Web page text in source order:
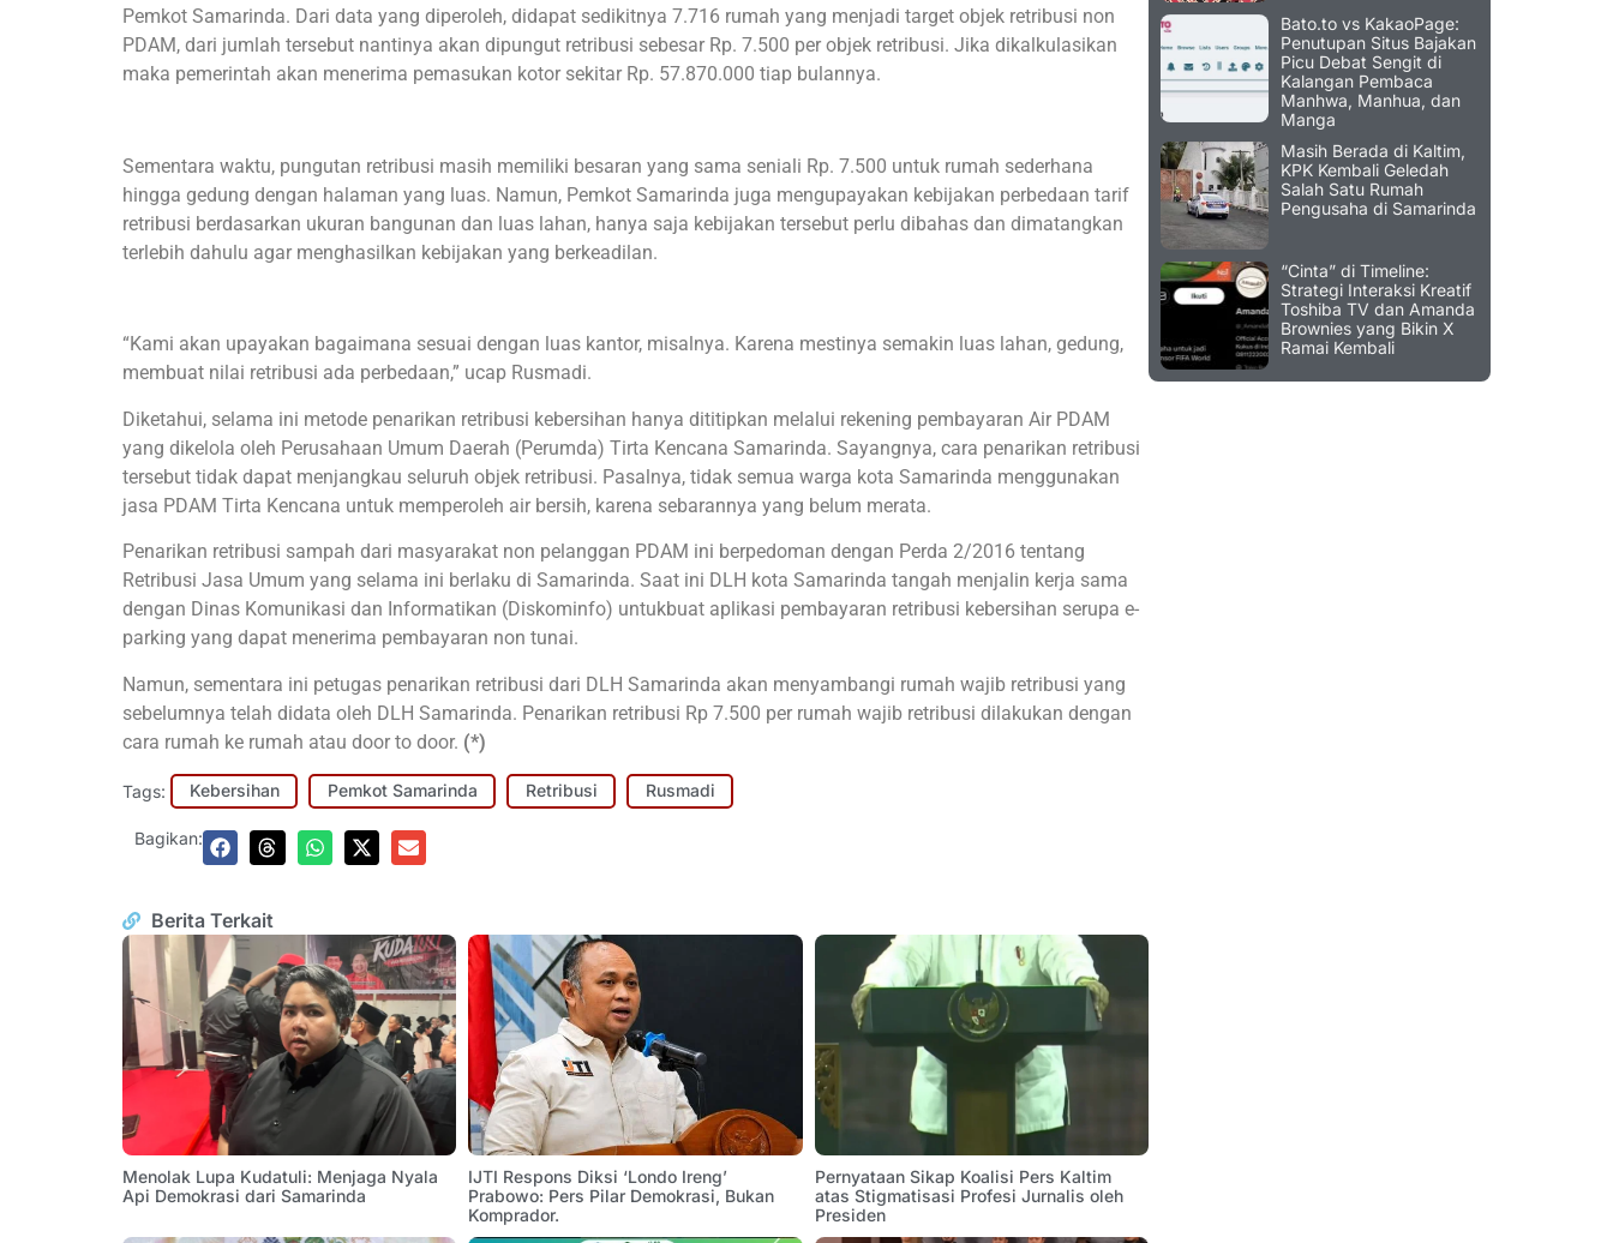
Pemkot Samarinda. Dari data yang diperoleh, didapat sedikitnya 7.716 rumah yang menjadi target objek retribusi non
PDAM, dari jumlah tersebut nantinya akan dipungut retribusi sebesar Rp. 7.500 per objek retribusi. Jika dikalkulasikan
maka pemerintah akan menerima pemasukan kotor sekitar Rp. 57.870.000 tiap bulannya.
Sementara waktu, pungutan retribusi masih memiliki besaran yang sama seniali Rp. 7.500 untuk rumah sederhana
hingga gedung dengan halaman yang luas. Namun, Pemkot Samarinda juga mengupayakan kebijakan perbedaan tarif
retribusi berdasarkan ukuran bangunan dan luas lahan, hanya saja kebijakan tersebut perlu dibahas dan dimatangkan
terlebih dahulu agar menghasilkan kebijakan yang berkeadilan.
“Kami akan upayakan bagaimana sesuai dengan luas kantor, misalnya. Karena mestinya semakin luas lahan, gedung,
membuat nilai retribusi ada perbedaan,” ucap Rusmadi.
Diketahui, selama ini metode penarikan retribusi kebersihan hanya dititipkan melalui rekening pembayaran Air PDAM
yang dikelola oleh Perusahaan Umum Daerah (Perumda) Tirta Kencana Samarinda. Sayangnya, cara penarikan retribusi
tersebut tidak dapat menjangkau seluruh objek retribusi. Pasalnya, tidak semua warga kota Samarinda menggunakan
jasa PDAM Tirta Kencana untuk memperoleh air bersih, karena sebarannya yang belum merata.
Penarikan retribusi sampah dari masyarakat non pelanggan PDAM ini berpedoman dengan Perda 2/2016 tentang
Retribusi Jasa Umum yang selama ini berlaku di Samarinda. Saat ini DLH kota Samarinda tangah menjalin kerja sama
dengan Dinas Komunikasi dan Informatikan (Diskominfo) untukbuat aplikasi pembayaran retribusi kebersihan serupa e-
parking yang dapat menerima pembayaran non tunai.
Namun, sementara ini petugas penarikan retribusi dari DLH Samarinda akan menyambangi rumah wajib retribusi yang
sebelumnya telah didata oleh DLH Samarinda. Penarikan retribusi Rp 7.500 per rumah wajib retribusi dilakukan dengan
cara rumah ke rumah atau door to door. (*)
Tags: Kebersihan Pemkot Samarinda Retribusi Rusmadi
Bagikan:
Berita Terkait
Menolak Lupa Kudatuli: Menjaga Nyala
Api Demokrasi dari Samarinda
IJTI Respons Diksi ‘Londo Ireng’
Prabowo: Pers Pilar Demokrasi, Bukan
Komprador.
Pernyataan Sikap Koalisi Pers Kaltim
atas Stigmatisasi Profesi Jurnalis oleh
Presiden
Bato.to vs KakaoPage:
Penutupan Situs Bajakan
Picu Debat Sengit di
Kalangan Pembaca
Manhwa, Manhua, dan
Manga
Masih Berada di Kaltim,
KPK Kembali Geledah
Salah Satu Rumah
Pengusaha di Samarinda
“Cinta” di Timeline:
Strategi Interaksi Kreatif
Toshiba TV dan Amanda
Brownies yang Bikin X
Ramai Kembali